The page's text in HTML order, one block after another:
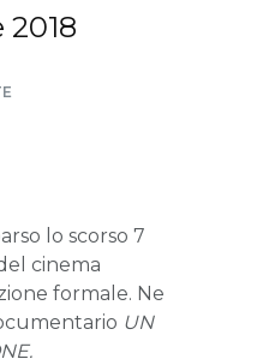
lo scorso 7
cinema
formale. Ne
UN